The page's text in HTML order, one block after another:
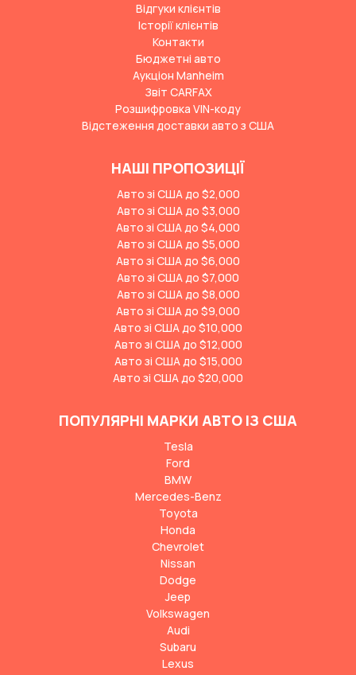
Відгуки клієнтів
Історії клієнтів
Контакти
Бюджетні авто
Аукціон Manheim
Звіт CARFAX
Розшифровка VIN-коду
Відстеження доставки авто з США
НАШІ ПРОПОЗИЦІЇ
Авто зі США до $2,000
Авто зі США до $3,000
Авто зі США до $4,000
Авто зі США до $5,000
Авто зі США до $6,000
Авто зі США до $7,000
Авто зі США до $8,000
Авто зі США до $9,000
Авто зі США до $10,000
Авто зі США до $12,000
Авто зі США до $15,000
Авто зі США до $20,000
ПОПУЛЯРНІ МАРКИ АВТО ІЗ США
Tesla
Ford
BMW
Mercedes-Benz
Toyota
Honda
Chevrolet
Nissan
Dodge
Jeep
Volkswagen
Audi
Subaru
Lexus